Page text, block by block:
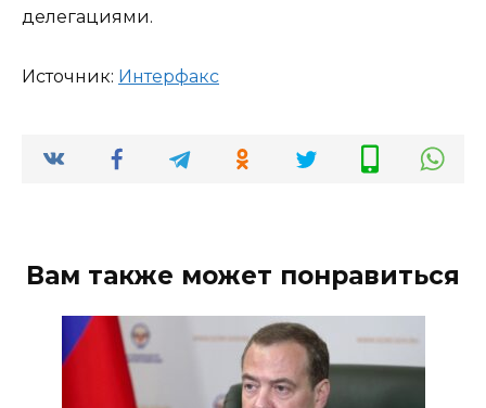
делегациями.
Источник: Интерфакс
Вам также может понравиться